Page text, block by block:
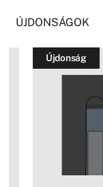
ÚJDONSÁGOK
Újdonság